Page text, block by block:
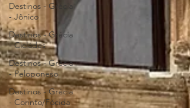
Destinos - Grécia
- Jônico
Destinos - Grécia
- Cicládes
Destinos - Grécia
- Peloponeso
Destinos - Grécia
- Corinto/Fócida